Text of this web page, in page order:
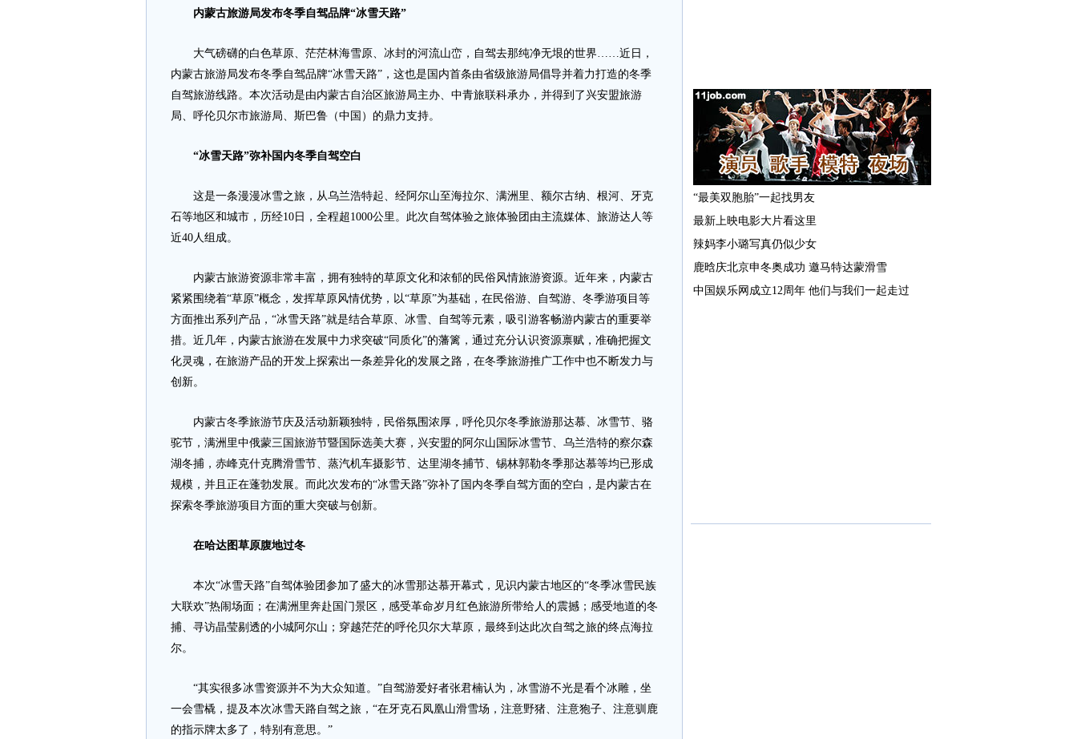
内蒙古旅游局发布冬季自驾品牌“冰雪天路”
大气磅礴的白色草原、茫茫林海雪原、冰封的河流山峦，自驾去那纯净无垠的世界……近日，
内蒙古旅游局发布冬季自驾品牌“冰雪天路”，这也是国内首条由省级旅游局倡导并着力打造的冬季
自驾旅游线路。本次活动是由内蒙古自治区旅游局主办、中青旅联科承办，并得到了兴安盟旅游
局、呼伦贝尔市旅游局、斯巴鲁（中国）的鼎力支持。
“冰雪天路”弥补国内冬季自驾空白
这是一条漫漫冰雪之旅，从乌兰浩特起、经阿尔山至海拉尔、满洲里、额尔古纳、根河、牙克
石等地区和城市，历经10日，全程超1000公里。此次自驾体验之旅体验团由主流媒体、旅游达人等
近40人组成。
内蒙古旅游资源非常丰富，拥有独特的草原文化和浓郁的民俗风情旅游资源。近年来，内蒙古
紧紧围绕着“草原”概念，发挥草原风情优势，以“草原”为基础，在民俗游、自驾游、冬季游项目等
方面推出系列产品，“冰雪天路”就是结合草原、冰雪、自驾等元素，吸引游客畅游内蒙古的重要举
措。近几年，内蒙古旅游在发展中力求突破“同质化”的藩篱，通过充分认识资源禀赋，准确把握文
化灵魂，在旅游产品的开发上探索出一条差异化的发展之路，在冬季旅游推广工作中也不断发力与
创新。
内蒙古冬季旅游节庆及活动新颖独特，民俗氛围浓厚，呼伦贝尔冬季旅游那达慕、冰雪节、骆
驼节，满洲里中俄蒙三国旅游节暨国际选美大赛，兴安盟的阿尔山国际冰雪节、乌兰浩特的察尔森
湖冬捕，赤峰克什克腾滑雪节、蒸汽机车摄影节、达里湖冬捕节、锡林郭勒冬季那达慕等均已形成
规模，并且正在蓬勃发展。而此次发布的“冰雪天路”弥补了国内冬季自驾方面的空白，是内蒙古在
探索冬季旅游项目方面的重大突破与创新。
在哈达图草原腹地过冬
本次“冰雪天路”自驾体验团参加了盛大的冰雪那达慕开幕式，见识内蒙古地区的“冬季冰雪民族
大联欢”热闹场面；在满洲里奔赴国门景区，感受革命岁月红色旅游所带给人的震撼；感受地道的冬
捕、寻访晶莹剔透的小城阿尔山；穿越茫茫的呼伦贝尔大草原，最终到达此次自驾之旅的终点海拉
尔。
“其实很多冰雪资源并不为大众知道。”自驾游爱好者张君楠认为，冰雪游不光是看个冰雕，坐
一会雪橇，提及本次冰雪天路自驾之旅，“在牙克石凤凰山滑雪场，注意野猪、注意狍子、注意驯鹿
的指示牌太多了，特别有意思。”